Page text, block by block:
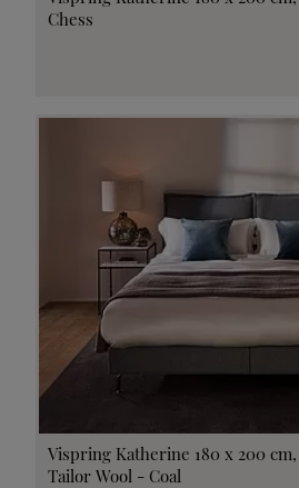
Chess
Vispring Katherine 180 x 200
Tailor Wool - Coal